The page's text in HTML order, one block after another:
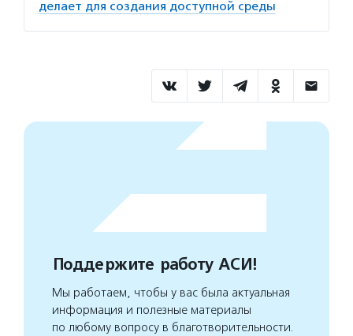
делает для создания доступной среды
Поддержите работу АСИ!
Мы работаем, чтобы у вас была актуальная
информация и полезные материалы
по любому вопросу в благотворительности.